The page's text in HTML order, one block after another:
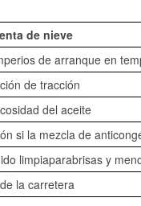
de nieve
de arranque en
de tracción
del aceite
si la mezcla de
limpiaparabrisas y
la carretera